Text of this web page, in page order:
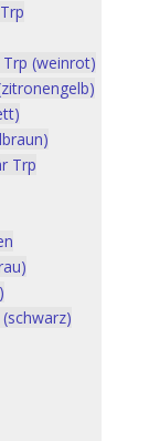
(weinrot)
Trp